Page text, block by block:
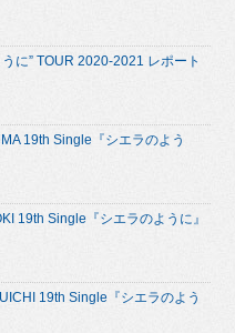
に” TOUR 2020-2021 レポート
19th Single『シエラのよう
19th Single『シエラのように』
19th Single『シエラのよう